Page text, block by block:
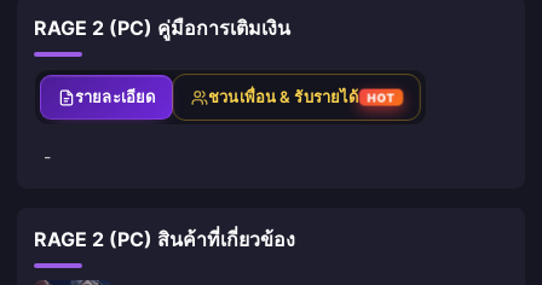
RAGE 2 (PC) คู่มือการเติมเงิน
รายละเอียด ชวนเพื่อน & รับรายได้ HOT
-
RAGE 2 (PC) สินค้าที่เกี่ยวข้อง